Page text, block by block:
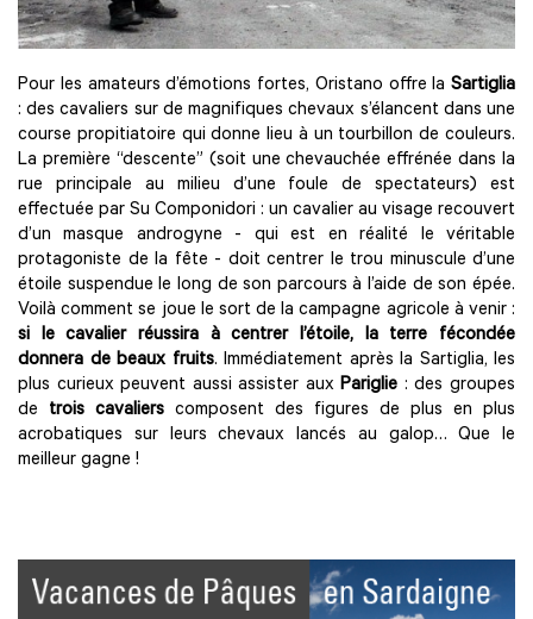
Pour les amateurs d’émotions fortes, Oristano offre la Sartiglia
: des cavaliers sur de magnifiques chevaux s’élancent dans une
course propitiatoire qui donne lieu à un tourbillon de couleurs.
La première “descente” (soit une chevauchée effrénée dans la
rue principale au milieu d’une foule de spectateurs) est
effectuée par Su Componidori : un cavalier au visage recouvert
d’un masque androgyne - qui est en réalité le véritable
protagoniste de la fête - doit centrer le trou minuscule d’une
étoile suspendue le long de son parcours à l’aide de son épée.
Voilà comment se joue le sort de la campagne agricole à venir :
si le cavalier réussira à centrer l’étoile, la terre fécondée
donnera de beaux fruits. Immédiatement après la Sartiglia, les
plus curieux peuvent aussi assister auxPariglie : des groupes
de trois cavaliers composent des figures de plus en plus
acrobatiques sur leurs chevaux lancés au galop… Que le
meilleur gagne !